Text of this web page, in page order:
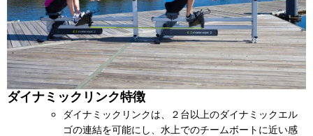
ダイナミックリンク特徴
ダイナミックリンクは、２台以上のダイナミックエル
ゴの連結を可能にし、水上でのチームボートに近い感